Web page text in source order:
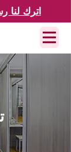
اترك لنا